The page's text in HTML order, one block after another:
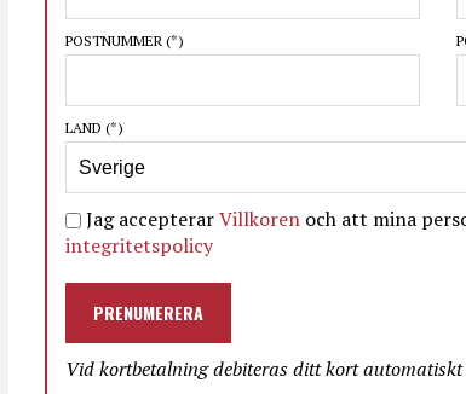
POSTNUMMER (*)
LAND (*)
Jag accepterarVillkoren och att mina
integritetspolicy
PRENUMERERA
Vid kortbetalning debiteras ditt kort